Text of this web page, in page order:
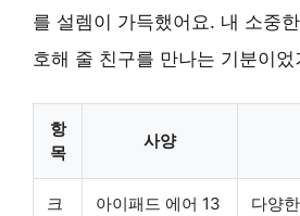
를 설렘이 가득했어요. 내 소중
호해 줄 친구를 만나는 기분이었
항
목
사양
크
아이패드 에어 13
다양